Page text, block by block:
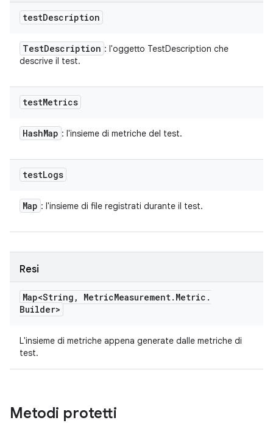
testDescription
TestDescription : l'oggetto TestDescription che
descrive il test.
testMetrics
HashMap : l'insieme di metriche del test.
testLogs
Map : l'insieme di file registrati durante il test.
Resi
Map<String , MetricMeasurement. Metric .
Builder>
L'insieme di metriche appena generate dalle metriche di
test.
Metodi protetti